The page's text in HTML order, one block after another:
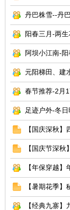
外
丹巴株雪--丹
阳春三月-两
阿坝小江南-
元阳梯田、建
春节推荐-2月
足迹户外-冬
【国庆深秋
【国庆节深
【年保穿越
【暑期花季
【经典九寨